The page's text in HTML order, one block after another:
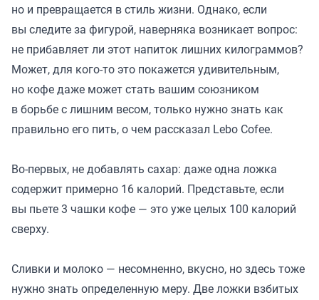
но и превращается в стиль жизни. Однако, если
вы следите за фигурой, наверняка возникает вопрос:
не прибавляет ли этот напиток лишних килограммов?
Может, для кого-то это покажется удивительным,
но кофе даже может стать вашим союзником
в борьбе с лишним весом, только нужно знать как
правильно его пить, о чем рассказал Lebo Cofee.
Во-первых, не добавлять сахар: даже одна ложка
содержит примерно 16 калорий. Представьте, если
вы пьете 3 чашки кофе — это уже целых 100 калорий
сверху.
Сливки и молоко — несомненно, вкусно, но здесь тоже
нужно знать определенную меру. Две ложки взбитых